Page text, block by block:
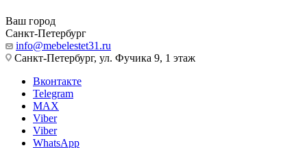
Ваш город
Санкт-Петербург
info@mebelestet31.ru
Санкт-Петербург, ул. Фучика 9, 1 этаж
Вконтакте
Telegram
MAX
Viber
Viber
WhatsApp